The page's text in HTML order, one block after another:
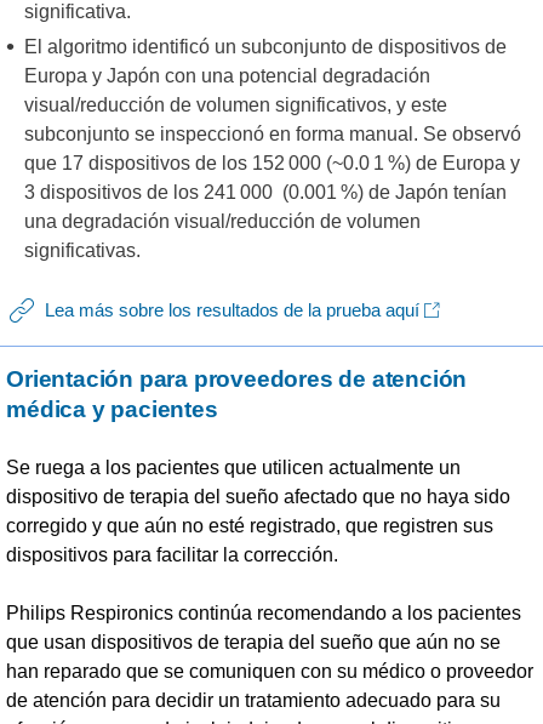
significativa.
El algoritmo identificó un subconjunto de dispositivos de
Europa y Japón con una potencial degradación
visual/reducción de volumen significativos, y este
subconjunto se inspeccionó en forma manual. Se observó
que 17 dispositivos de los 152 000 (~0.0 1 %) de Europa y
3 dispositivos de los 241 000 (0.001 %) de Japón tenían
una degradación visual/reducción de volumen
significativas.
Lea más sobre los resultados de la prueba aquí
Orientación para proveedores de atención
médica y pacientes
Se ruega a los pacientes que utilicen actualmente un
dispositivo de terapia del sueño afectado que no haya sido
corregido y que aún no esté registrado, que registren sus
dispositivos para facilitar la corrección.
Philips Respironics continúa recomendando a los pacientes
que usan dispositivos de terapia del sueño que aún no se
han reparado que se comuniquen con su médico o proveedor
de atención para decidir un tratamiento adecuado para su